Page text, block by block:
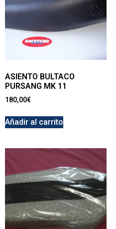
ASIENTO BULTACO
PURSANG MK 11
180,00€
Añadir al carrito